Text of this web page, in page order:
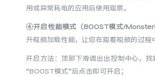
Y6
iQOO Z11
vivo 头戴降噪耳机
用或异常耗电的应用后使用观察。
④开启性能模式（BOOST模式/Monster
升视频加载性能，让您在观看视频的过程
开启方法：顶部下滑调出出控制中心，找
“BOOST模式”后点击即可开启；